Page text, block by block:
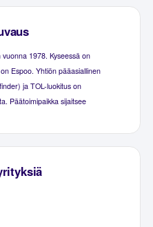
1978. Kyseessä on
Espoo. Yhtiön pääasiallinen
ja TOL-luokitus on
Päätoimipaikka sijaitsee